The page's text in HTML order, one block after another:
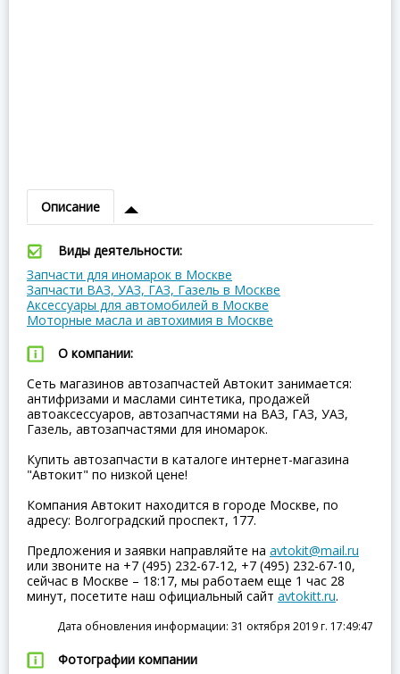
Описание
Виды деятельности:
Запчасти для иномарок в Москве
Запчасти ВАЗ, УАЗ, ГАЗ, Газель в Москве
Аксессуары для автомобилей в Москве
Моторные масла и автохимия в Москве
О компании:
Сеть магазинов автозапчастей Автокит занимается:
антифризами и маслами синтетика, продажей
автоаксессуаров, автозапчастями на ВАЗ, ГАЗ, УАЗ,
Газель, автозапчастями для иномарок.
Купить автозапчасти в каталоге интернет-магазина
"Автокит" по низкой цене!
Компания Автокит находится в городе Москве, по
адресу: Волгоградский проспект, 177.
Предложения и заявки направляйте на avtokit@mail.ru
или звоните на +7 (495) 232-67-12, +7 (495) 232-67-10,
сейчас в Москве – 18:17, мы работаем еще 1 час 28
минут, посетите наш официальный сайт avtokitt.ru.
Дата обновления информации: 31 октября 2019 г. 17:49:47
Фотографии компании